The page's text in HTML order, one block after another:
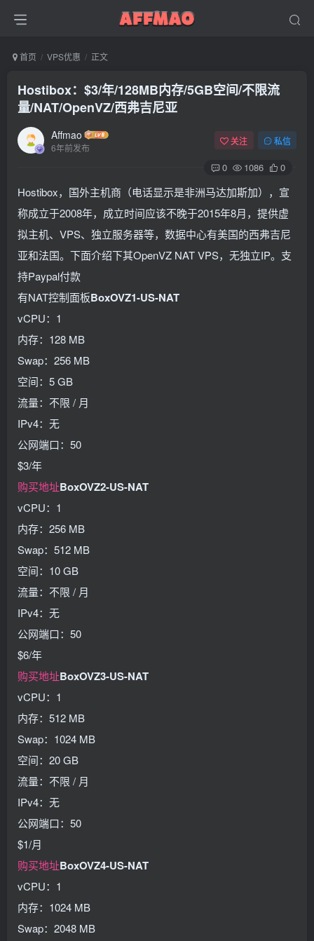
首页 VPS优惠 正文
Hostibox：$3/年/128MB内存/5GB空间/不限流
量/NAT/OpenVZ/西弗吉尼亚
Affmao
6年前发布
关注 私信
0 1086 0
Hostibox，国外主机商（电话显示是非洲马达加斯加），宣
称成立于2008年，成立时间应该不晚于2015年8月，提供虚
拟主机、VPS、独立服务器等，数据中心有美国的西弗吉尼
亚和法国。下面介绍下其OpenVZ NAT VPS，无独立IP。支
持Paypal付款
有NAT控制面板BoxOVZ1-US-NAT
vCPU：1
内存：128 MB
Swap：256 MB
空间：5 GB
流量：不限 / 月
IPv4：无
公网端口：50
$3/年
购买地址BoxOVZ2-US-NAT
vCPU：1
内存：256 MB
Swap：512 MB
空间：10 GB
流量：不限 / 月
IPv4：无
公网端口：50
$6/年
购买地址BoxOVZ3-US-NAT
vCPU：1
内存：512 MB
Swap：1024 MB
空间：20 GB
流量：不限 / 月
IPv4：无
公网端口：50
$1/月
购买地址BoxOVZ4-US-NAT
vCPU：1
内存：1024 MB
Swap：2048 MB